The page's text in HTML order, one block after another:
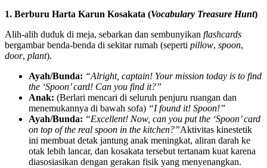
1. Berburu Harta Karun Kosakata (Vocabulary Treasure Hunt)
Alih-alih duduk di meja, sebarkan dan sembunyikan flashcards
bergambar benda-benda di sekitar rumah (seperti pillow, spoon,
door, plant).
Ayah/Bunda: “Alright, captain! Your mission today is to find
the ‘Spoon’ card! Can you find it?”
Anak: (Berlari mencari di seluruh penjuru ruangan dan
menemukannya di bawah sofa) “I found it! Spoon!”
Ayah/Bunda: “Excellent! Now, can you put the ‘Spoon’ card
on top of the real spoon in the kitchen?”Aktivitas kinestetik
ini membuat detak jantung anak meningkat, aliran darah ke
otak lebih lancar, dan kosakata tersebut tertanam kuat karena
diasosiasikan dengan gerakan fisik yang menyenangkan.